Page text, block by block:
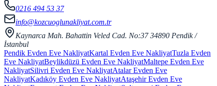
0216 494 53 37
info@kozcuoglunakliyat.com.tr
Kaynarca Mah. Bahattin Veled Cad. No:37 34890 Pendik /
İstanbul
Pendik Evden Eve NakliyatKartal Evden Eve NakliyatTuzla Evden
Eve NakliyatBeylikdüzü Evden Eve NakliyatMaltepe Evden Eve
NakliyatSilivri Evden Eve NakliyatAtalar Evden Eve
NakliyatKadıköy Evden Eve NakliyatAtaşehir Evden Eve